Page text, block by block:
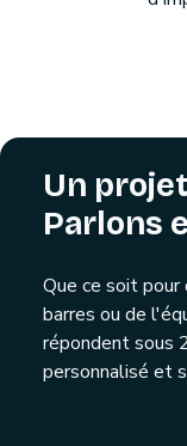
Un
Parlons
Que ce soit
barres ou de
répondent sous
personnalisé et